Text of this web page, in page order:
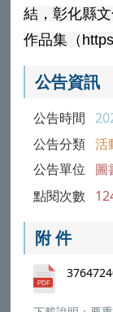
結，彰化縣
作品集（
公告資訊
公告時間
公告分類 活
公告單位
點閱次數
附 件